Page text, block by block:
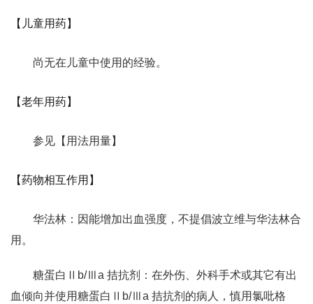
【儿童用药】
尚无在儿童中使用的经验。
【老年用药】
参见【用法用量】
【药物相互作用】
华法林：因能增加出血强度，不提倡波立维与华法林合
用。
糖蛋白Ⅱb/Ⅲa 拮抗剂：在外伤、外科手术或其它有出
血倾向并使用糖蛋白Ⅱb/Ⅲa 拮抗剂的病人，慎用氯吡格